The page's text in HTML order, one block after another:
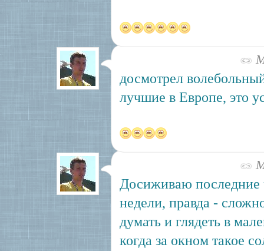
досмотрел
лучшие в Европе, это
Досиживаю последние
недели, правда -
думать и глядеть в
когда за окном такое